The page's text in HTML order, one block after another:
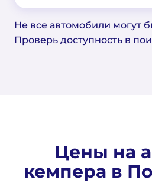
Не все автомобили могут
Проверь доступность в
Цены на
кемпера в